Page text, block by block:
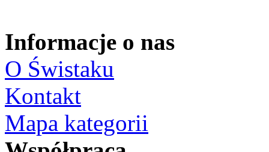
Informacje o nas
O Świstaku
Kontakt
Mapa kategorii